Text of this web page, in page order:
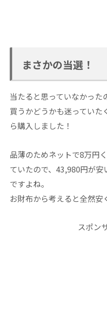
まさかの当選！
当たると思っていなかった
買うかどうかも迷ってい
ら購入しました！
品薄のためネットで8万円
ていたので、43,980円が
ですよね。
お財布から考えると全然
スポン